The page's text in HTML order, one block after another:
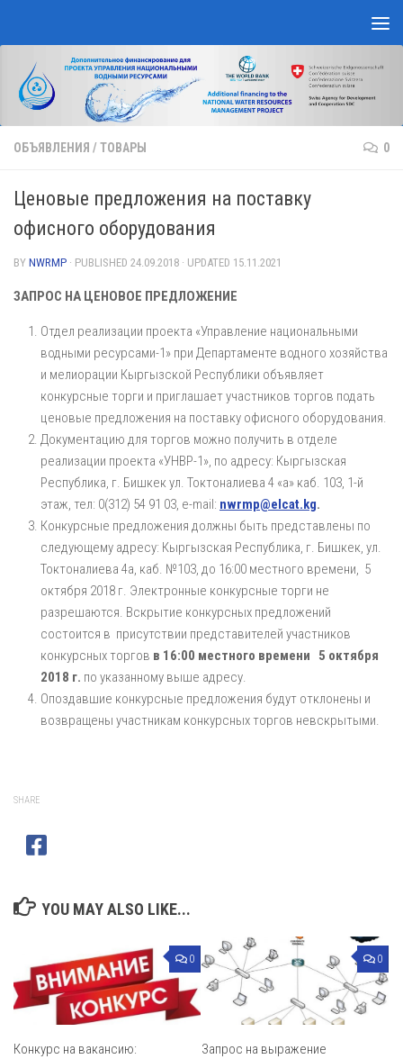
ОБЪЯВЛЕНИЯ / ТОВАРЫ 0
Ценовые предложения на поставку
офисного оборудования
BY NWRMP · PUBLISHED 24.09.2018 · UPDATED 15.11.2021
ЗАПРОС НА ЦЕНОВОЕ ПРЕДЛОЖЕНИЕ
Отдел реализации проекта «Управление национальными
водными ресурсами-1» при Департаменте водного хозяйства
и мелиорации Кыргызской Республики объявляет
конкурсные торги и приглашает участников торгов подать
ценовые предложения на поставку офисного оборудования.
Документацию для торгов можно получить в отделе
реализации проекта «УНВР-1», по адресу: Кыргызская
Республика, г. Бишкек ул. Токтоналиева 4 «а» каб. 103, 1-й
этаж, тел: 0(312) 54 91 03, e-mail: nwrmp@elcat.kg.
Конкурсные предложения должны быть представлены по
следующему адресу: Кыргызская Республика, г. Бишкек, ул.
Токтоналиева 4а, каб. №103, до 16:00 местного времени, 5
октября 2018 г. Электронные конкурсные торги не
разрешаются. Вскрытие конкурсных предложений
состоится в присутствии представителей участников
конкурсных торгов в 16:00 местного времени 5 октября
2018 г. по указанному выше адресу.
Опоздавшие конкурсные предложения будут отклонены и
возвращены участникам конкурсных торгов невскрытыми.
SHARE
YOU MAY ALSO LIKE...
0
Конкурс на вакансию:
0
Запрос на выражение